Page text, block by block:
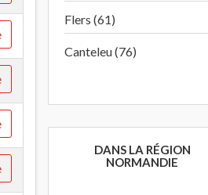
Flers (61)
Canteleu (76)
DANS LA RÉGION
NORMANDIE